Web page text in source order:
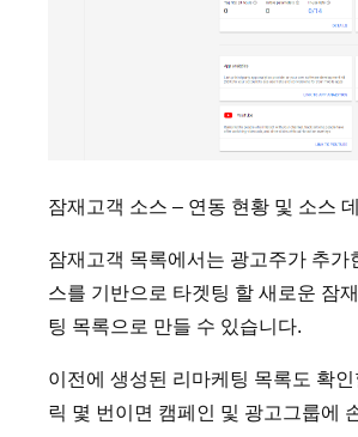
잠재고객 소스 – 연동 현황 및 소스
잠재고객 목록에서는 광고주가 추가
스를 기반으로 타겟팅 할 새로운 잠
팅 목록으로 만들 수 있습니다.
이전에 생성된 리마케팅 목록도 확
릭 몇 번이면 캠페인 및 광고그룹에